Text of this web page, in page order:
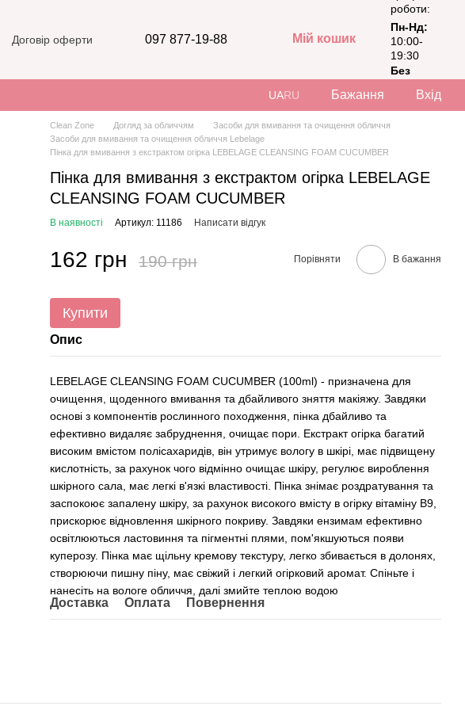
Договір оферти
097 877-19-88 Мій кошик
роботи:
Пн-Нд:
10:00-
19:30
Без
UARU Бажання Вхід
Clean Zone Догляд за обличчям
Засоби для вмивання та очищення обличчя
Засоби для вмивання та очищення обличчя Lebelage
Пінка для вмивання з екстрактом огірка LEBELAGE CLEANSING FOAM CUCUMBER
Пінка для вмивання з екстрактом огірка LEBELAGE
CLEANSING FOAM CUCUMBER
В наявності Артикул: 11186 Написати відгук
162 грн 190 грн Порівняти В бажання
Купити
Опис
LEBELAGE CLEANSING FOAM CUCUMBER (100ml) - призначена для
очищення, щоденного вмивання та дбайливого зняття макіяжу. Завдяки
основі з компонентів рослинного походження, пінка дбайливо та
ефективно видаляє забруднення, очищає пори. Екстракт огірка багатий
високим вмістом полісахаридів, він утримує вологу в шкірі, має підвищену
кислотність, за рахунок чого відмінно очищає шкіру, регулює вироблення
шкірного сала, має легкі в'язкі властивості. Пінка знімає роздратування та
заспокоює запалену шкіру, за рахунок високого вмісту в огірку вітаміну В9,
прискорює відновлення шкірного покриву. Завдяки ензимам ефективно
освітлюються ластовиння та пігментні плями, пом'якшуються появи
куперозу. Пінка має щільну кремову текстуру, легко збивається в долонях,
створюючи пишну піну, має свіжий і легкий огірковий аромат. Спіньте і
нанесіть на вологе обличчя, далі змийте теплою водою
Доставка Оплата Повернення